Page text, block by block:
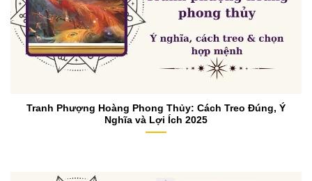
Tranh Phượng Hoàng Phong Thủy: Cách Treo Đúng, Ý
Nghĩa và Lợi Ích 2025